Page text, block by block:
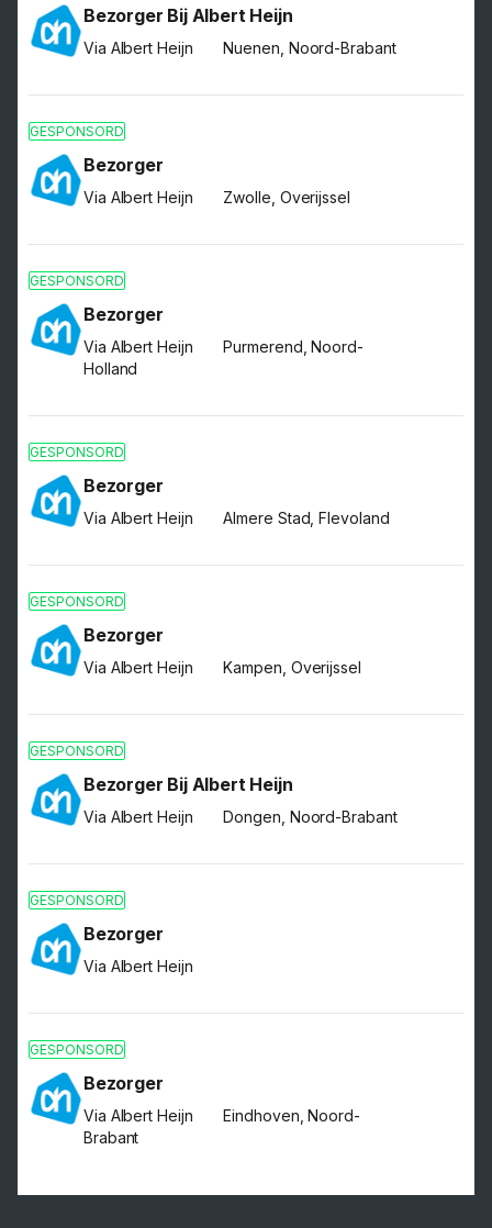
Bezorger Bij Albert Heijn
Via Albert Heijn Nuenen, Noord-Brabant
GESPONSORD
Bezorger
Via Albert Heijn Zwolle, Overijssel
GESPONSORD
Bezorger
Via Albert Heijn
Purmerend, Noord-
Holland
GESPONSORD
Bezorger
Via Albert Heijn Almere Stad, Flevoland
GESPONSORD
Bezorger
Via Albert Heijn Kampen, Overijssel
GESPONSORD
Bezorger Bij Albert Heijn
Via Albert Heijn Dongen, Noord-Brabant
GESPONSORD
Bezorger
Via Albert Heijn
GESPONSORD
Bezorger
Via Albert Heijn
Eindhoven, Noord-
Brabant